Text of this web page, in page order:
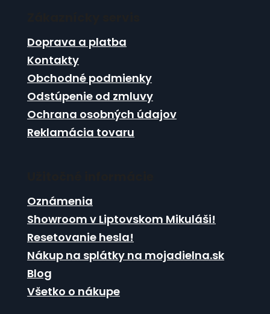
Doprava a platba
Kontakty
Obchodné podmienky
Odstúpenie od zmluvy
Ochrana osobných údajov
Reklamácia tovaru
Oznámenia
Showroom v Liptovskom Mikuláši!
Resetovanie hesla!
Nákup na splátky na mojadielna.sk
Blog
Všetko o nákupe